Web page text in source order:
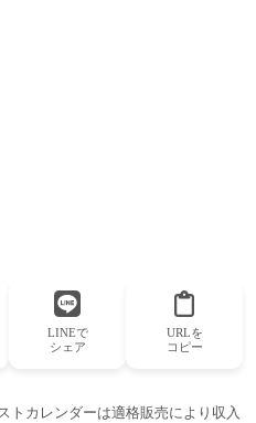
LINEで
シェア
URLを
コピー
トカレンダーは適格販売により収入